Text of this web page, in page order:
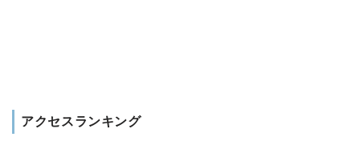
アクセスランキング